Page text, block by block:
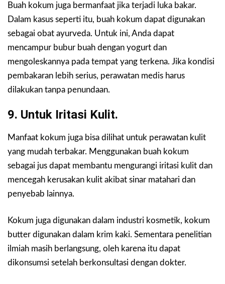
Buah kokum juga bermanfaat jika terjadi luka bakar.
Dalam kasus seperti itu, buah kokum dapat digunakan
sebagai obat ayurveda. Untuk ini, Anda dapat
mencampur bubur buah dengan yogurt dan
mengoleskannya pada tempat yang terkena. Jika kondisi
pembakaran lebih serius, perawatan medis harus
dilakukan tanpa penundaan.
9. Untuk Iritasi Kulit.
Manfaat kokum juga bisa dilihat untuk perawatan kulit
yang mudah terbakar. Menggunakan buah kokum
sebagai jus dapat membantu mengurangi iritasi kulit dan
mencegah kerusakan kulit akibat sinar matahari dan
penyebab lainnya.
Kokum juga digunakan dalam industri kosmetik, kokum
butter digunakan dalam krim kaki. Sementara penelitian
ilmiah masih berlangsung, oleh karena itu dapat
dikonsumsi setelah berkonsultasi dengan dokter.